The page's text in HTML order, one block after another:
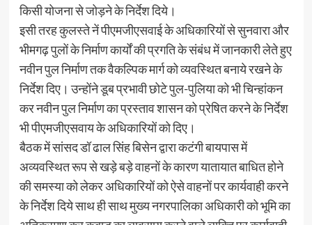
किसी योजना से जोड़ने के निर्देश दिये।
इसी तरह कुलस्ते नें पीएमजीएसवाई के अधिकारियों से सुनवारा और
भीमगढ़ पुलों के निर्माण कार्यों की प्रगति के संबंध में जानकारी लेते हुए
नवीन पुल निर्माण तक वैकल्पिक मार्ग को व्यवस्थित बनाये रखने के
निर्देश दिए। उन्होंने डूब प्रभावी छोटे पुल-पुलिया को भी चिन्हांकन
कर नवीन पुल निर्माण का प्रस्ताव शासन को प्रेषित करने के निर्देश
भी पीएमजीएसवाय के अधिकारियों को दिए।
बैठक में सांसद डॉ ढाल सिंह बिसेन द्वारा कटंगी बायपास में
अव्यवस्थित रूप से खड़े बड़े वाहनों के कारण यातायात बाधित होने
की समस्या को लेकर अधिकारियों को ऐसे वाहनों पर कार्यवाही करने
के निर्देश दिये साथ ही साथ मुख्य नगरपालिका अधिकारी को भूमि का